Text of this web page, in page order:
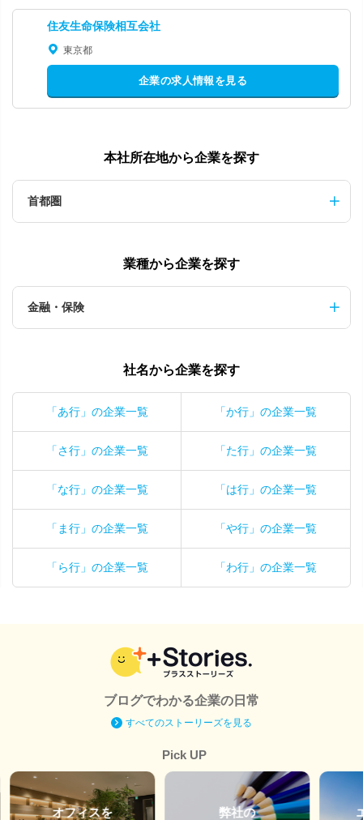
住友生命保険相互会社
東京都
企業の求人情報を見る
本社所在地から企業を探す
首都圏
業種から企業を探す
金融・保険
社名から企業を探す
「あ行」の企業一覧 「か行」の企業一覧
「さ行」の企業一覧 「た行」の企業一覧
「な行」の企業一覧 「は行」の企業一覧
「ま行」の企業一覧 「や行」の企業一覧
「ら行」の企業一覧 「わ行」の企業一覧
ブログでわかる企業の日常
すべてのストーリーズを見る
Pick UP
オフィスを 弊社の